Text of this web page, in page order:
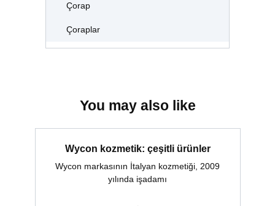
Çorap
Çoraplar
You may also like
Wycon kozmetik: çeşitli ürünler
Wycon markasının İtalyan kozmetiği, 2009
yılında işadamı